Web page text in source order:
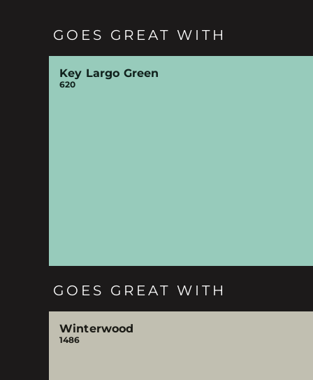
GOES GREAT WITH
Key Largo Green
620
GOES GREAT WITH
Winterwood
1486